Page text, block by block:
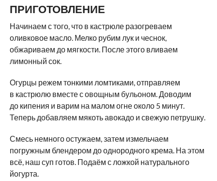
ПРИГОТОВЛЕНИЕ
Начинаем с того, что в кастрюле разогреваем
оливковое масло. Мелко рубим лук и чеснок,
обжариваем до мягкости. После этого вливаем
лимонный сок.
Огурцы режем тонкими ломтиками, отправляем
в кастрюлю вместе с овощным бульоном. Доводим
до кипения и варим на малом огне около 5 минут.
Теперь добавляем мякоть авокадо и свежую петрушку.
Смесь немного остужаем, затем измельчаем
погружным блендером до однородного крема. На этом
всё, наш суп готов. Подаём с ложкой натурального
йогурта.